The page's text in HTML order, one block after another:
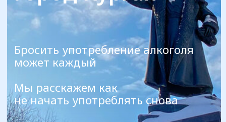
Мы расскажем как
не начать употреблять снова
Расписание групп